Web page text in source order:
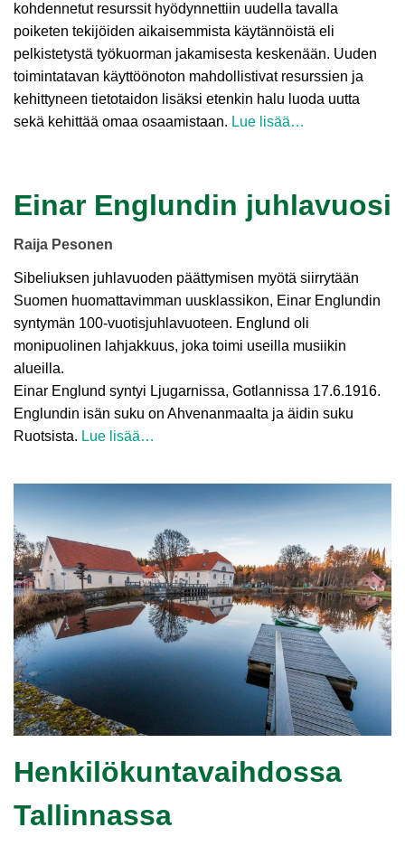
kohdennetut resurssit hyödynnettiin uudella tavalla
poiketen tekijöiden aikaisemmista käytännöistä eli
pelkistetystä työkuorman jakamisesta keskenään. Uuden
toimintatavan käyttöönoton mahdollistivat resurssien ja
kehittyneen tietotaidon lisäksi etenkin halu luoda uutta
sekä kehittää omaa osaamistaan. Lue lisää…
Einar Englundin juhlavuosi
Raija Pesonen
Sibeliuksen juhlavuoden päättymisen myötä siirrytään
Suomen huomattavimman uusklassikon, Einar Englundin
syntymän 100-vuotisjuhlavuoteen. Englund oli
monipuolinen lahjakkuus, joka toimi useilla musiikin
alueilla.
Einar Englund syntyi Ljugarnissa, Gotlannissa 17.6.1916.
Englundin isän suku on Ahvenanmaalta ja äidin suku
Ruotsista. Lue lisää…
Henkilökuntavaihdossa
Tallinnassa